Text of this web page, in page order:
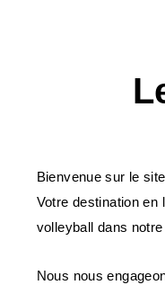
Bienvenue sur le
Votre destination en
volleyball dans
Nous nous